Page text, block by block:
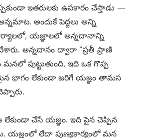
ఇతరులకు ఉపకారం చేస్తాడు —
అందుకే పెద్దలు అన్ని
యజ్ఞాలలో అన్నదానాన్ని
అన్నదానం ద్వారా “ప్రతీ ప్రాణి
పుట్టుతుంది, ఇది ఒక గొప్ప
భాగం లేకుండా జరిగే యజ్ఞం తామస
లేకుండా చేసే యజ్ఞం. ఇది పైన చెప్పిన
లేదా పుణ్యకార్యంలో మన